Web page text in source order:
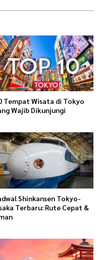
Tempat Wisata di Tokyo
Wajib Dikunjungi
Shinkansen Tokyo-
Terbaru: Rute Cepat &